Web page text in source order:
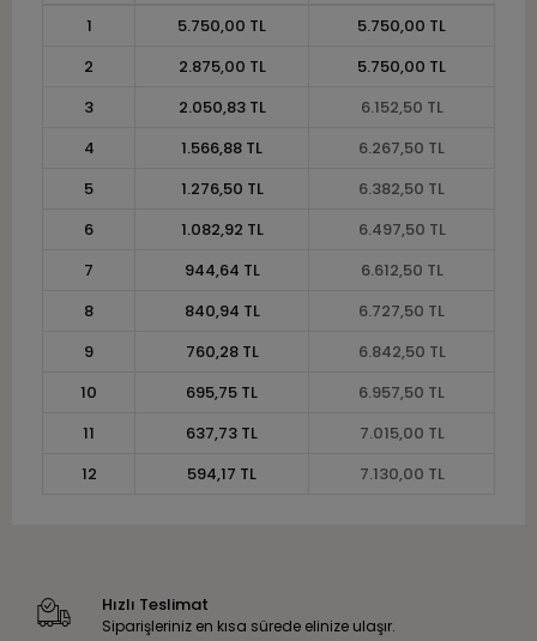
1
5.750,00 TL
5.750,00 TL
2
2.875,00 TL
5.750,00 TL
3
2.050,83 TL
6.152,50 TL
4
1.566,88 TL
6.267,50 TL
5
1.276,50 TL
6.382,50 TL
6
1.082,92 TL
6.497,50 TL
7
944,64 TL
6.612,50 TL
8
840,94 TL
6.727,50 TL
9
760,28 TL
6.842,50 TL
10
695,75 TL
6.957,50 TL
11
637,73 TL
7.015,00 TL
12
594,17 TL 7.130,00 TL
Hızlı Teslimat
Siparişleriniz en kısa sürede elinize ulaşır.